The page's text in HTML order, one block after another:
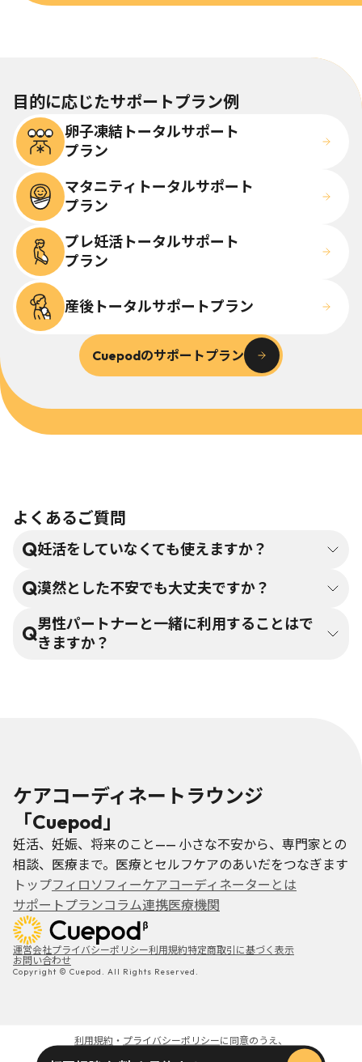
目的に応じたサポートプラン例
卵子凍結トータルサポート
プラン
マタニティトータルサポート
プラン
プレ妊活トータルサポート
プラン
産後トータルサポートプラン
Cuepodのサポートプラン
よくあるご質問
妊活をしていなくても使えますか？
漠然とした不安でも大丈夫ですか？
男性パートナーと一緒に利用することはで
きますか？
ケアコーディネートラウンジ
「Cuepod」
妊活、妊娠、将来のこと—— 小さな不安から、専門家との
相談、医療まで。医療とセルフケアのあいだをつなぎます
トップフィロソフィーケアコーディネーターとは
サポートプランコラム連携医療機関
運営会社プライバシーポリシー利用規約特定商取引に基づく表示
お問い合わせ
Copyright © Cuepod. All Rights Reserved.
利用規約 ・ プライバシーポリシーに同意のうえ、